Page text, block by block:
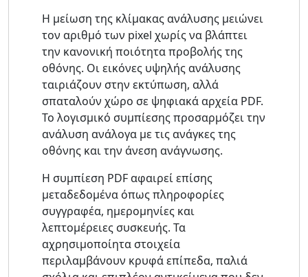
Η μείωση της κλίμακας ανάλυσης μειώνει
τον αριθμό των pixel χωρίς να βλάπτει
την κανονική ποιότητα προβολής της
οθόνης. Οι εικόνες υψηλής ανάλυσης
ταιριάζουν στην εκτύπωση, αλλά
σπαταλούν χώρο σε ψηφιακά αρχεία PDF.
Το λογισμικό συμπίεσης προσαρμόζει την
ανάλυση ανάλογα με τις ανάγκες της
οθόνης και την άνεση ανάγνωσης.
Η συμπίεση PDF αφαιρεί επίσης
μεταδεδομένα όπως πληροφορίες
συγγραφέα, ημερομηνίες και
λεπτομέρειες συσκευής. Τα
αχρησιμοποίητα στοιχεία
περιλαμβάνουν κρυφά επίπεδα, παλιά